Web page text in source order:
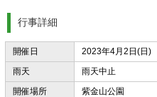
行事詳細
開催日
2023年4月2日(日)
雨天
雨天中止
開催場所
紫金山公園